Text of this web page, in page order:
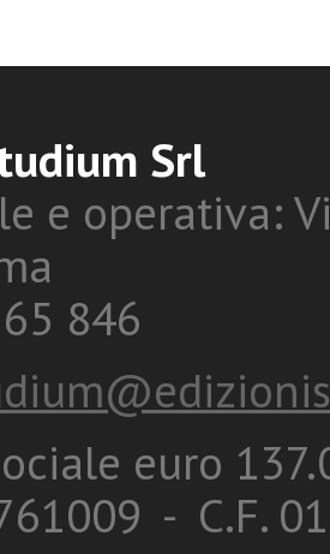
Srl
e operativa:
846
euro
- C.F.